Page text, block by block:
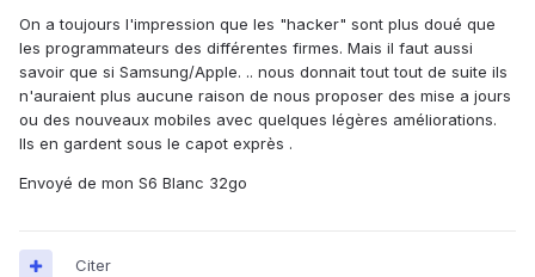
On a toujours l'impression que les "hacker" sont plus doué que
les programmateurs des différentes firmes. Mais il faut aussi
savoir que si Samsung/Apple. .. nous donnait tout tout de suite ils
n'auraient plus aucune raison de nous proposer des mise a jours
ou des nouveaux mobiles avec quelques légères améliorations.
Ils en gardent sous le capot exprès .
Envoyé de mon S6 Blanc 32go
Citer